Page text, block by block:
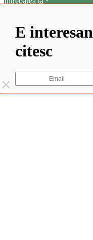
©2022 Elisabeta
E
citesc